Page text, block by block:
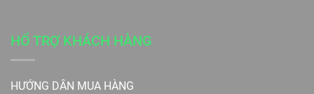
HỔ TRỢ KHÁCH HÀNG
HƯỚNG DẪN MUA HÀNG